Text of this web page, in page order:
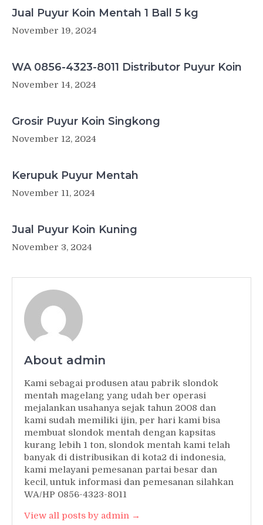
Jual Puyur Koin Mentah 1 Ball 5 kg
November 19, 2024
WA 0856-4323-8011 Distributor Puyur Koin
November 14, 2024
Grosir Puyur Koin Singkong
November 12, 2024
Kerupuk Puyur Mentah
November 11, 2024
Jual Puyur Koin Kuning
November 3, 2024
About admin
Kami sebagai produsen atau pabrik slondok
mentah magelang yang udah ber operasi
mejalankan usahanya sejak tahun 2008 dan
kami sudah memiliki ijin, per hari kami bisa
membuat slondok mentah dengan kapsitas
kurang lebih 1 ton, slondok mentah kami telah
banyak di distribusikan di kota2 di indonesia,
kami melayani pemesanan partai besar dan
kecil, untuk informasi dan pemesanan silahkan
WA/HP 0856-4323-8011
View all posts by admin →